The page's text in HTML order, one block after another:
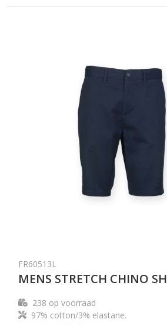
FR60513L
MENS STRETCH CHINO
238 op voorraad
97% cotton/3% elastane.